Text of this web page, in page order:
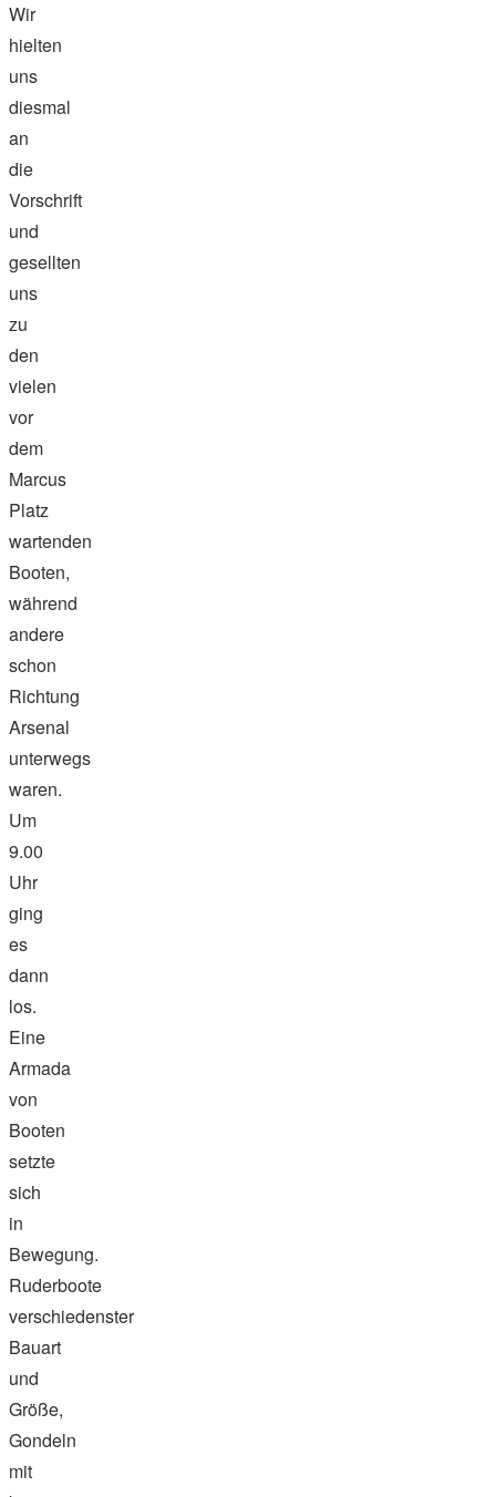
Wir
hielten
uns
diesmal
an
die
Vorschrift
und
gesellten
uns
zu
den
vielen
vor
dem
Marcus
Platz
wartenden
Booten,
während
andere
schon
Richtung
Arsenal
unterwegs
waren.
Um
9.00
Uhr
ging
es
dann
los.
Eine
Armada
von
Booten
setzte
sich
in
Bewegung.
Ruderboote
verschiedenster
Bauart
und
Größe,
Gondeln
mit